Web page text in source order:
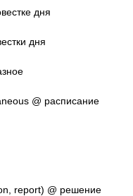
дня
дня
@ расписание
report) @ решение